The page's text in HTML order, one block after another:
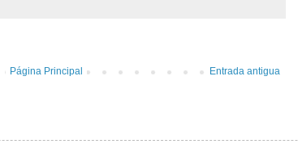
Entrada antigua
Página Principal